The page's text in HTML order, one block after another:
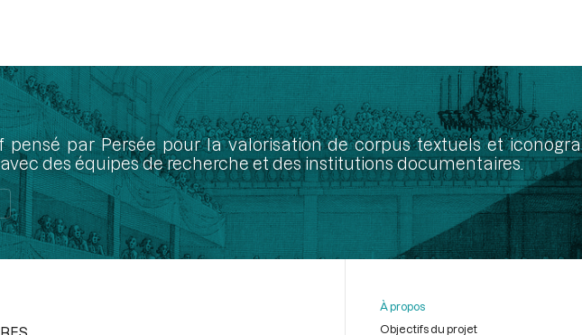
pensé par Persée pour la valorisation de corpus textuels et
des équipes de recherche et des institutions documentaires.
À propos
Objectifs du projet